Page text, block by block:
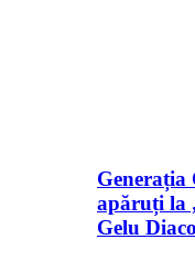
Generația
apăruți la
Gelu